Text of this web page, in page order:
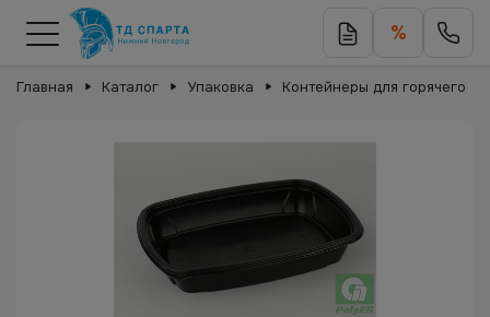
%
Главная Каталог Упаковка Контейнеры для горячего